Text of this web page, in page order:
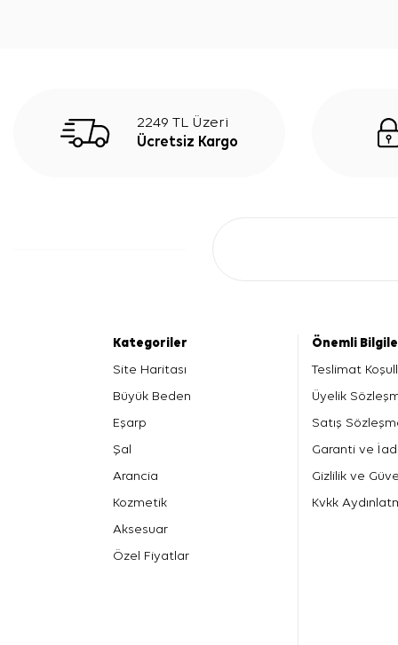
2249 TL Üzeri
Ücretsiz Kargo
Kategoriler
Site Haritası
Büyük Beden
Eşarp
Şal
Arancia
Kozmetik
Aksesuar
Özel Fiyatlar
Önemli
Teslimat
Üyelik
Satış
Garanti ve
Gizlilik ve
Kvkk